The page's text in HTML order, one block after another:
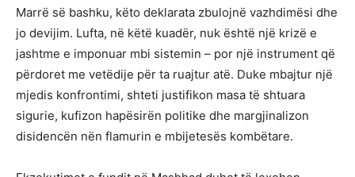
Marrë së bashku, këto deklarata zbulojnë vazhdimësi dhe
jo devijim. Lufta, në këtë kuadër, nuk është një krizë e
jashtme e imponuar mbi sistemin – por një instrument që
përdoret me vetëdije për ta ruajtur atë. Duke mbajtur një
mjedis konfrontimi, shteti justifikon masa të shtuara
sigurie, kufizon hapësirën politike dhe margjinalizon
disidencën nën flamurin e mbijetesës kombëtare.